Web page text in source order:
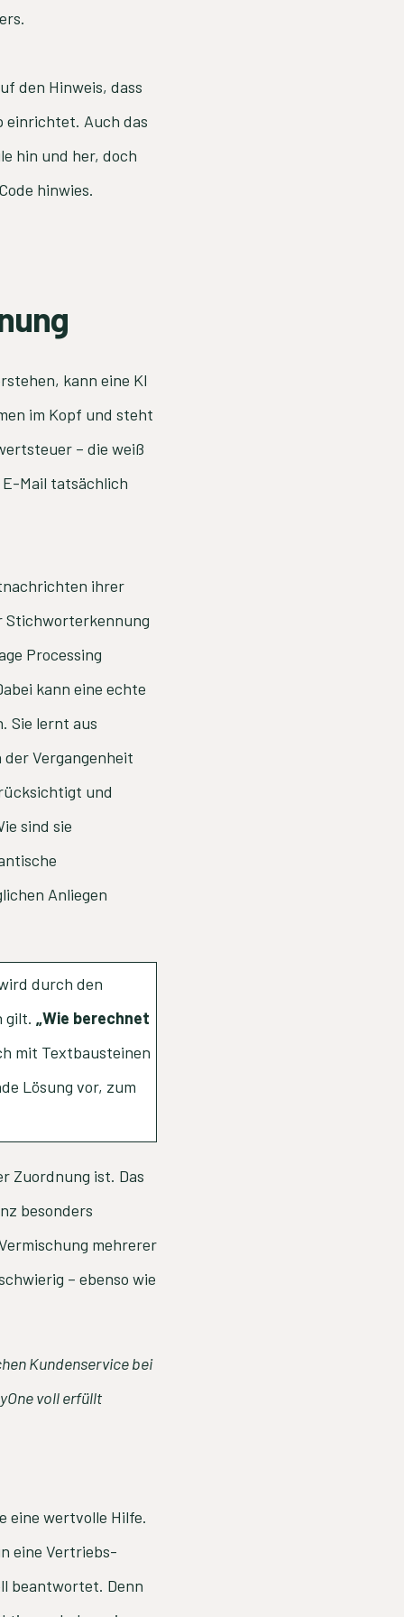
den Hinweis, dass
einrichtet. Auch das
hin und her, doch
hinwies.
kann eine KI
im Kopf und steht
– die weiß
Mail tatsächlich
ihrer
Stichworterkennung
Processing
kann eine echte
Sie lernt aus
Vergangenheit
und
sind sie
Anliegen
durch den
gilt. „Wie berechnet
mit Textbausteinen
Lösung vor, zum
Zuordnung ist. Das
besonders
mehrerer
– ebenso wie
Kundenservice bei
voll erfüllt
eine wertvolle Hilfe.
eine Vertriebs-
beantwortet. Denn